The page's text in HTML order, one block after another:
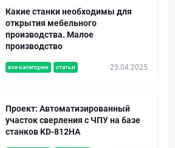
все категории статьи 23.04.2025
Какие станки необходимы для
открытия мебельного
производства. Малое
производство
Проект: Автоматизированный
участок сверления с ЧПУ на базе
станков KD-812HA